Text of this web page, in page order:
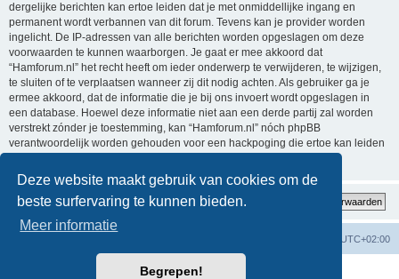
Deze website maakt gebruik van cookies om de
beste surfervaring te kunnen bieden.
Meer informatie
Begrepen!
dergelijke berichten kan ertoe leiden dat je met onmiddellijke ingang en
permanent wordt verbannen van dit forum. Tevens kan je provider worden
ingelicht. De IP-adressen van alle berichten worden opgeslagen om deze
voorwaarden te kunnen waarborgen. Je gaat er mee akkoord dat
“Hamforum.nl” het recht heeft om ieder onderwerp te verwijderen, te wijzigen,
te sluiten of te verplaatsen wanneer zij dit nodig achten. Als gebruiker ga je
ermee akkoord, dat de informatie die je bij ons invoert wordt opgeslagen in
een database. Hoewel deze informatie niet aan een derde partij zal worden
verstrekt zónder je toestemming, kan “Hamforum.nl” nóch phpBB
verantwoordelijk worden gehouden voor een hackpoging die ertoe kan leiden
UTC+02:00
phpBB® Forum Software © phpBB Limited